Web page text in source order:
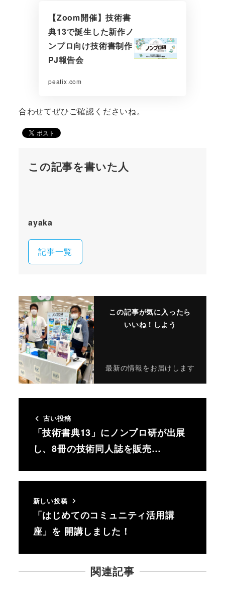
【Zoom開催】技術書
典13で誕生した新作ノ
ンプロ向け技術書制作
PJ報告会
peatix.com
合わせてぜひご確認くださいね。
この記事を書いた人
ayaka
記事一覧
この記事が気に入ったら
いいね！しよう
最新の情報をお届けします
古い投稿
「技術書典13」にノンプロ研が出展
し、8冊の技術同人誌を販売…
新しい投稿
「はじめてのコミュニティ活用講
座」を 開講しました！
関連記事